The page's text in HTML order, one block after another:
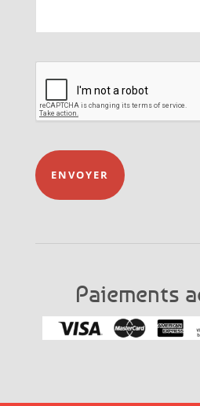
ENVOYER
Paiements